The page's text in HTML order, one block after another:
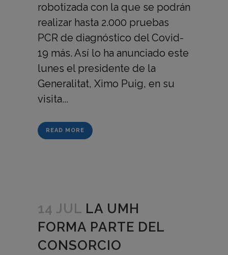
robotizada con la que se podrán
realizar hasta 2.000 pruebas
PCR de diagnóstico del Covid-
19 más. Así lo ha anunciado este
lunes el presidente de la
Generalitat, Ximo Puig, en su
visita...
READ MORE
14 JUL LA UMH
FORMA PARTE DEL
CONSORCIO